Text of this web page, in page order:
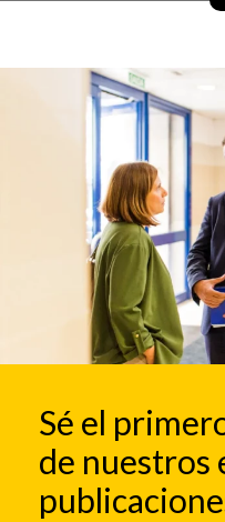
Sé el
de nuestros